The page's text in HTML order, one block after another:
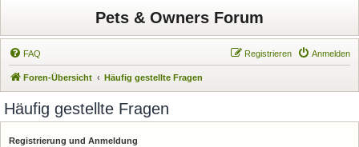
Pets & Owners Forum
FAQ Anmelden
Registrieren
Foren-Übersicht Häufig gestellte Fragen
Häufig gestellte Fragen
Registrierung und Anmeldung